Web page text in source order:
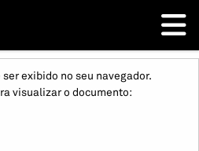
exibido no seu navegador.
visualizar o documento: